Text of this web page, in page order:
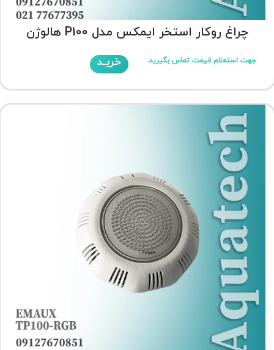
چراغ روکار استخر ایمکس مدل P100 هالوژن
جهت استعلام قیمت تماس بگیرید. خریـد